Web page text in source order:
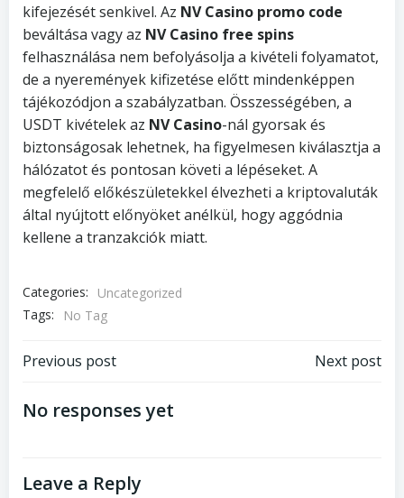
kifejezését senkivel. Az NV Casino promo code
beváltása vagy az NV Casino free spins
felhasználása nem befolyásolja a kivételi folyamatot,
de a nyeremények kifizetése előtt mindenképpen
tájékozódjon a szabályzatban. Összességében, a
USDT kivételek az NV Casino-nál gyorsak és
biztonságosak lehetnek, ha figyelmesen kiválasztja a
hálózatot és pontosan követi a lépéseket. A
megfelelő előkészületekkel élvezheti a kriptovaluták
által nyújtott előnyöket anélkül, hogy aggódnia
kellene a tranzakciók miatt.
Categories:
Uncategorized
Tags:
No Tag
Post
navigation
Previous post Next post
No responses yet
Leave a Reply